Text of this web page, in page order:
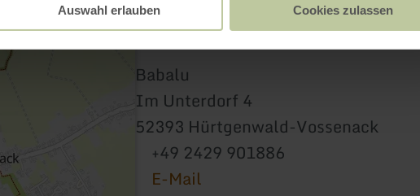
Auswahl erlauben Cookies zulassen
Babalu
Im Unterdorf 4
52393 Hürtgenwald-Vossenack
+49 2429 901886
E-Mail